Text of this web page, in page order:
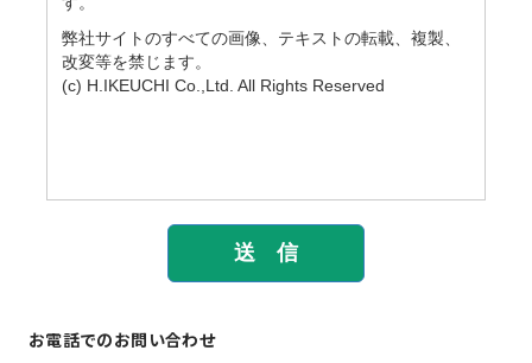
お電話でのお問い合わせ